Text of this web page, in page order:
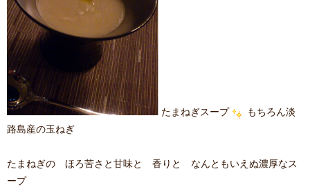
たまねぎスープ
もちろん淡
路島産の玉ねぎ
たまねぎの ほろ苦さと甘味と 香りと なんともいえぬ濃厚なス
ープ